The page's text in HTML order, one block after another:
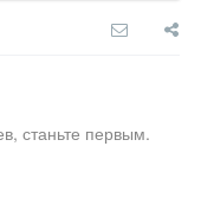
станьте первым.